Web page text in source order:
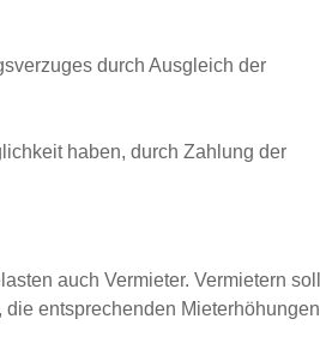
durch Ausgleich der
haben, durch Zahlung der
auch Vermieter. Vermietern soll
entsprechenden Mieterhöhungen